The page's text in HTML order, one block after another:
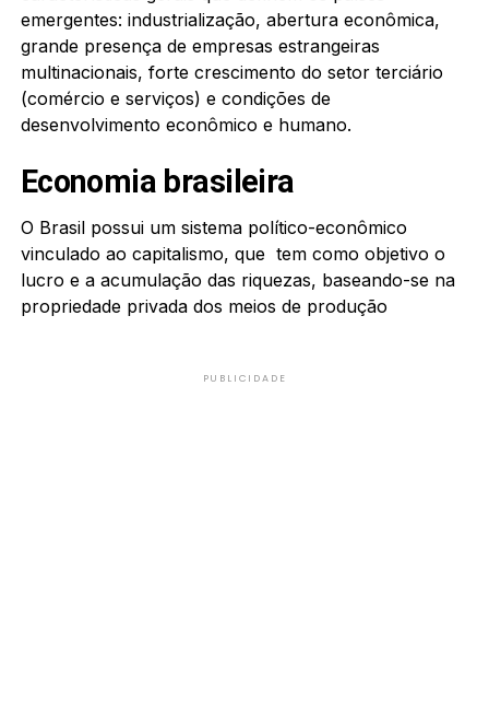
emergentes: industrialização, abertura econômica,
grande presença de empresas estrangeiras
multinacionais, forte crescimento do setor terciário
(comércio e serviços) e condições de
desenvolvimento econômico e humano.
Economia brasileira
O Brasil possui um sistema político-econômico
vinculado ao capitalismo, que tem como objetivo o
lucro e a acumulação das riquezas, baseando-se na
propriedade privada dos meios de produção
PUBLICIDADE